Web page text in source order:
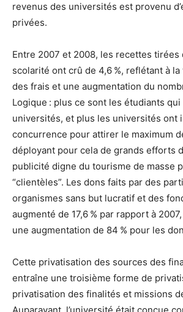
revenus des universités est provenu
privées.
Entre 2007 et 2008, les recettes tirées
scolarité ont crû de 4,6 %, reflétant à
des frais et une augmentation du
Logique : plus ce sont les étudiants
universités, et plus les universités ont
concurrence pour attirer le maximum
déployant pour cela de grands efforts
publicité digne du tourisme de masse
“clientèles”. Les dons faits par des
organismes sans but lucratif et des
augmenté de 17,6 % par rapport à
une augmentation de 84 % pour les
Cette privatisation des sources des
entraîne une troisième forme de
privatisation des finalités et missions